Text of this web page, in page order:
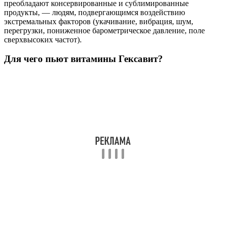
преобладают консервированные и сублимированные
продукты, — людям, подвергающимся воздействию
экстремальных факторов (укачивание, вибрация, шум,
перегрузки, пониженное барометрическое давление, поле
сверхвысоких частот).
Для чего пьют витамины Гексавит?